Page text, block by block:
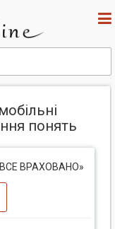
понять
ВРАХОВАНО»